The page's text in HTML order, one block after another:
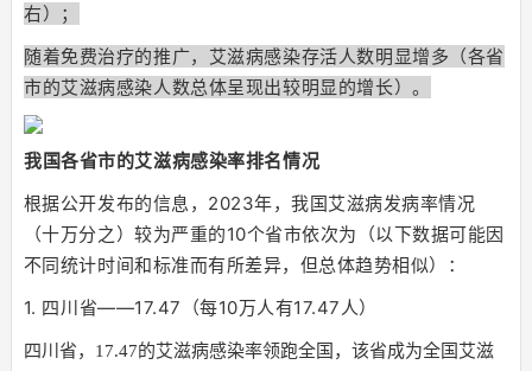
右）；
随着免费治疗的推广，艾滋病感染存活人数明显增多（各省
市的艾滋病感染人数总体呈现出较明显的增长）。
我国各省市的艾滋病感染率排名情况
根据公开发布的信息，2023年，我国艾滋病发病率情况
（十万分之）较为严重的10个省市依次为（以下数据可能因
不同统计时间和标准而有所差异，但总体趋势相似）：
1. 四川省——17.47（每10万人有17.47人）
四川省，17.47的艾滋病感染率领跑全国，该省成为全国艾滋